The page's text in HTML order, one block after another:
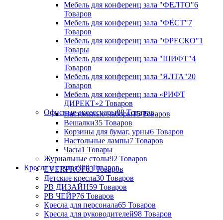
Мебель для конференц зала "ФЕЛТО"6
Товаров
Мебель для конференц зала "ФЁСТ"7
Товаров
Мебель для конференц зала "ФРЕСКО"1
Товары
Мебель для конференц зала "ШИФТ"4
Товаров
Мебель для конференц зала "ЯЛТА"20
Товаров
Мебель для конференц зала «РИФТ
ДИРЕКТ»2 Товаров
Офисные аксессуары88 Товаров
Настольные наборы15 Товаров
Вешалки35 Товаров
Корзины для бумаг, урны6 Товаров
Настольные лампы7 Товаров
Часы1 Товары
Журнальные столы92 Товаров
Кресла и стулья370 Товаров
EVERPROF63 Товаров
Детские кресла30 Товаров
РВ ДИЗАЙН59 Товаров
РВ ЧЕЙР76 Товаров
Кресла для персонала65 Товаров
Кресла для руководителей98 Товаров